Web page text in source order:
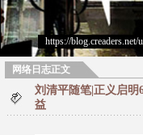
https://blog.creaders.net/
网络日志正文
刘清平随笔|正义启
益